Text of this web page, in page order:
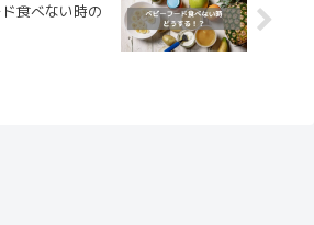
食べない時の